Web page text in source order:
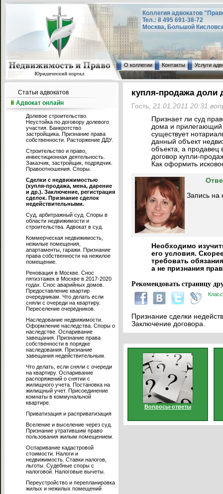
Коллегия адвокатов
Тел.: 8 495 691-38-72
Москва, Большой
О коллегии Контакты Услуги
Статьи адвокатов
Адвокат онлайн
Долевое строительство.
Неустойка по договору долевого
участия. Банкротство
застройщика. Признание права
собственности. Расторжение ДДУ.
Строительство и право,
инвестиционная деятельность.
Заказчик, застройщик, подрядчик.
Правоотношения. Споры.
Сделки с недвижимостью
(купля-продажа, мена, дарение
и др.). Заключение, регистрация
сделок. Признание сделок
недействительными.
Суд, арбитражный суд. Споры в
области недвижимости и
строительства. Адвокат в суд.
Коммерческая недвижимость,
нежилые помещения,
апартаменты, гаражи. Признание
права собственности на нежилое
помещение.
Реновация в Москве. Снос
пятиэтажек в Москве в 2017-2020
годах. Снос аварийных домов.
Предоставление квартир
очередникам. Что делать если
сняли с очереди на квартиру.
Переселение очередников.
Наследование недвижимости.
Оформление наследства. Споры о
наследстве. Оспаривание
завещания. Признание права
собственности в порядке
наследования. Признание
завещания недействительным.
Что делать, если сняли с очереди
на квартиру. Оспаривание
распоряжений о снятии с
жилищного учета. Постановка на
жилищный учет. Присоединение
комнаты в коммунальной
квартире.
Приватизация и расприватизация
Вселение и выселение через суд.
Признание утратившим право
пользования жилым помещением.
Оспаривание кадастровой
стоимости. Налоги и
недвижимость. Ставки налогов,
льготы. Судебные споры с
налоговой. Налоговые вычеты.
Переустройство и перепланировка
жилых и нежилых помещений
купля-продажа доли
Гость, 21.01.2011 20:31
Признает ли суд
дома и прилегающий
существует
данный объект
объекта, а
договор купли-
Как оформить
Запись на
Необходимо
его условия.
требовать
а не признания
Рекомендовать страницу
Признание сделки
Заключение договора.
Вопросы-ответы